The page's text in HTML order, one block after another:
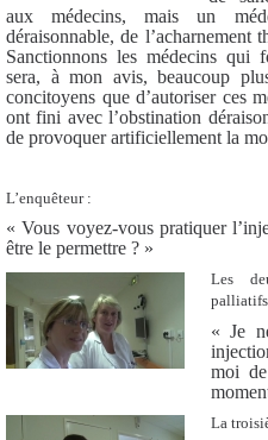
aux médecins, mais un
déraisonnable, de l’acharnement
Sanctionnons les médecins qui
sera, à mon avis, beaucoup
concitoyens que d’autoriser ces
ont fini avec l’obstination
de provoquer artificiellement la
L’enquêteur :
« Vous voyez-vous pratiquer
être le permettre ? »
Les
« Je
moi
La